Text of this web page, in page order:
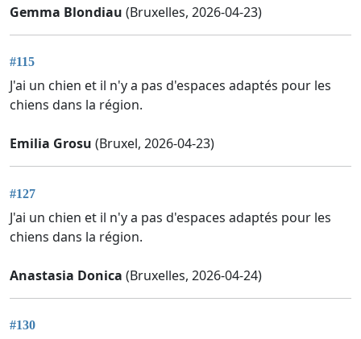
Gemma Blondiau (Bruxelles, 2026-04-23)
#115
J'ai un chien et il n'y a pas d'espaces adaptés pour les
chiens dans la région.
Emilia Grosu (Bruxel, 2026-04-23)
#127
J'ai un chien et il n'y a pas d'espaces adaptés pour les
chiens dans la région.
Anastasia Donica (Bruxelles, 2026-04-24)
#130